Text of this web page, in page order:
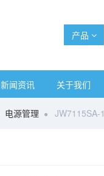
产品
新闻资讯 关于我们
电源管理 JW7115SA-1